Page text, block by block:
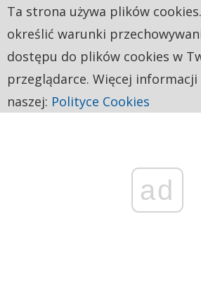
ad
Ta strona używa plików
określić warunki
dostępu do plików cookies w
przeglądarce. Więcej informacji
naszej: Polityce Cookies